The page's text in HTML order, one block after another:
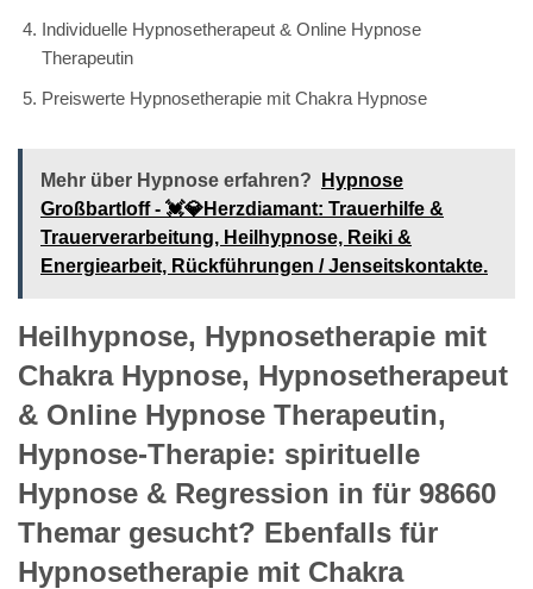
Individuelle Hypnosetherapeut & Online Hypnose
Therapeutin
Preiswerte Hypnosetherapie mit Chakra Hypnose
Mehr über Hypnose erfahren?
Hypnose
Großbartloff - 💓️💎Herzdiamant: Trauerhilfe &
Trauerverarbeitung, Heilhypnose, Reiki &
Energiearbeit, Rückführungen / Jenseitskontakte.
Heilhypnose, Hypnosetherapie mit
Chakra Hypnose, Hypnosetherapeut
& Online Hypnose Therapeutin,
Hypnose-Therapie: spirituelle
Hypnose & Regression in für 98660
Themar gesucht? Ebenfalls für
Hypnosetherapie mit Chakra